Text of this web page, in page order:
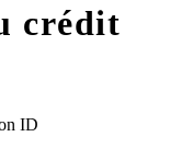
crédit
ID